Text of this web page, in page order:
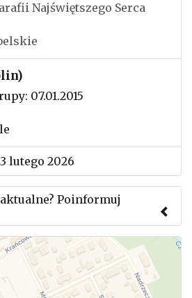
Najświętszego Serca
07.01.2015
lutego 2026
Poinformuj
aby przesłać informację o
mityngu.